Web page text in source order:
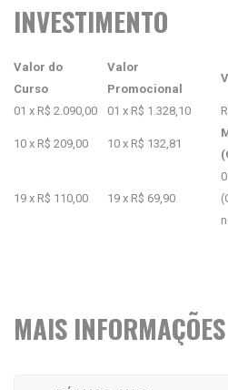
INVESTIMENTO
Valor do
Curso
Valor
Promocional
01 x R$ 2.090,00 01 x R$ 1.328,10
10 x R$ 209,00 10 x R$ 132,81
19 x R$ 110,00 19 x R$ 69,90
MAIS INFORMAÇÕES